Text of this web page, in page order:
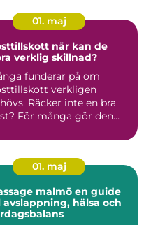
01. maj
när kan de
verklig skillnad?
funderar på om
verkligen
Räcker inte en bra
För många gör den
01. maj
malmö en guide
avslappning, hälsa och